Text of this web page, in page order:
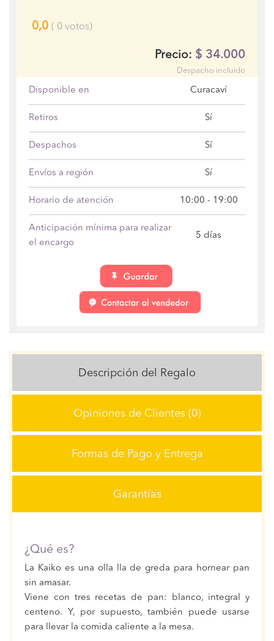
0,0 ( 0 votos)
Precio: $ 34.000
Despacho incluido
Disponible en Curacaví
Retiros Sí
Despachos Sí
Envíos a región Sí
Horario de atención 10:00 - 19:00
Anticipación mínima para realizar
el encargo
5 días
Descripción del Regalo
Opiniones de Clientes (0)
Formas de Pago y Entrega
Garantías
¿Qué es?
La Kaiko es una olla lla de greda para hornear pan
sin amasar.
Viene con tres recetas de pan: blanco, integral y
centeno. Y, por supuesto, también puede usarse
para llevar la comida caliente a la mesa.